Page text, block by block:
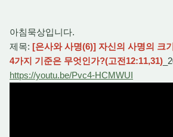
아침묵상입니다.
제목: [은사와 사명(6)] 자신의 사명의 크
4가지 기준은 무엇인가?(고전12:11,31)
https://youtu.be/Pvc4-HCMWUI